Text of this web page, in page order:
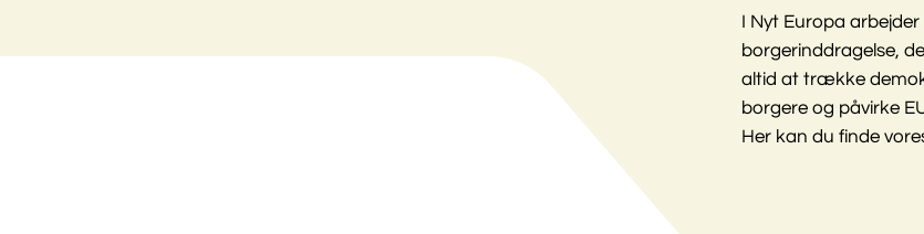
I Nyt Europa
borgerinddragelse,
altid at trække
borgere og påvirke
Her kan du finde